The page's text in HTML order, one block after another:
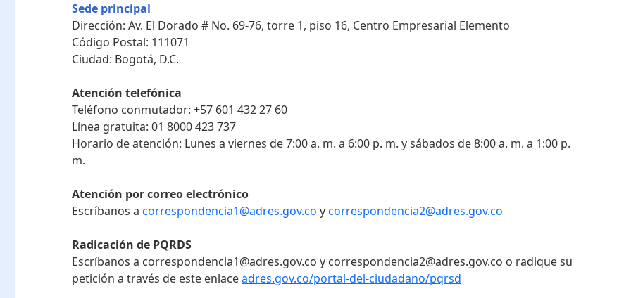
Sede principal
Dirección: Av. El Dorado # No. 69-76, torre 1, piso 16, Centro Empresarial Elemento
Código Postal: 111071
Ciudad: Bogotá, D.C.
Atención telefónica
Teléfono conmutador: +57 601 432 27 60
Línea gratuita: 01 8000 423 737
Horario de atención: Lunes a viernes de 7:00 a. m. a 6:00 p. m. y sábados de 8:00 a. m. a 1:00 p.
m.
Atención por correo electrónico
Escríbanos a correspondencia1@adres.gov.co ycorrespondencia2@adres.gov.co
Radicación de PQRDS
Escríbanos a correspondencia1@adres.gov.co y correspondencia2@adres.gov.co o radique su
petición a través de este enlaceadres.gov.co/portal-del-ciudadano/pqrsd